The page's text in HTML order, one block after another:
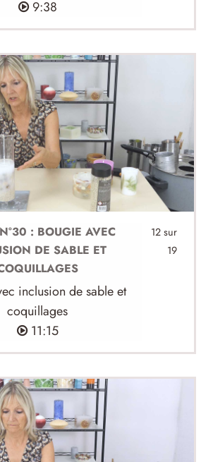
9:38
12 sur
19
: BOUGIE AVEC
DE SABLE ET
inclusion de sable et
coquillages
11:15